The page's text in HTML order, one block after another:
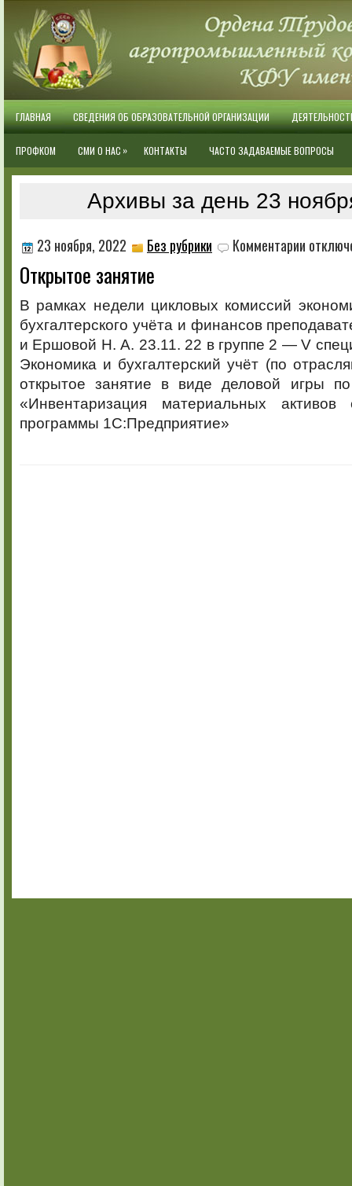
ГЛАВНАЯ СВЕДЕНИЯ ОБ ОБРАЗОВАТЕЛЬНОЙ ОРГАНИЗАЦИИ
ПРОФКОМ СМИ О НАС » КОНТАКТЫ ЧАСТО ЗАДАВАЕМЫЕ ВОПРОСЫ
Архивы за день 23
23 ноября, 2022 Без рубрики Комментарии записи
Открытое занятие
В рамках недели цикловых комиссий
бухгалтерского учёта и финансов
и Ершовой Н. А. 23.11. 22 в группе 2 — V
Экономика и бухгалтерский учёт (по
открытое занятие в виде деловой игры
«Инвентаризация материальных активов
программы 1С:Предприятие»